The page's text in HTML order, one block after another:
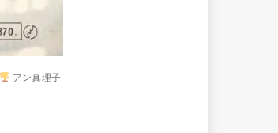
アン真理子